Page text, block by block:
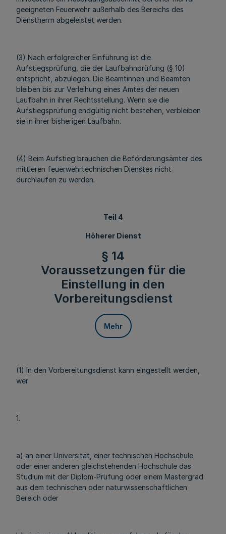
geeigneten Feuerwehr außerhalb des Bereichs des
Dienstherrn abgeleistet werden.
(3) Nach erfolgreicher Einführung ist die
Aufstiegsprüfung, die der Laufbahnprüfung (§ 10)
entspricht, abzulegen. Die Beamtinnen und Beamten
bleiben bis zur Verleihung eines Amtes der neuen
Laufbahn in ihrer Rechtsstellung. Wenn sie die
Aufstiegsprüfung endgültig nicht bestehen, verbleiben
sie in ihrer bisherigen Laufbahn.
(4) Beim Aufstieg brauchen die Beförderungsämter des
mittleren feuerwehrtechnischen Dienstes nicht
durchlaufen zu werden.
Teil 4
Höherer Dienst
§ 14
Voraussetzungen für die
Einstellung in den
Vorbereitungsdienst
Mehr
(1) In den Vorbereitungsdienst kann eingestellt werden,
wer
1.
a) an einer Universität, einer technischen Hochschule
oder einer anderen gleichstehenden Hochschule das
Studium mit der Diplom-Prüfung oder einem Mastergrad
aus dem technischen oder naturwissenschaftlichen
Bereich oder